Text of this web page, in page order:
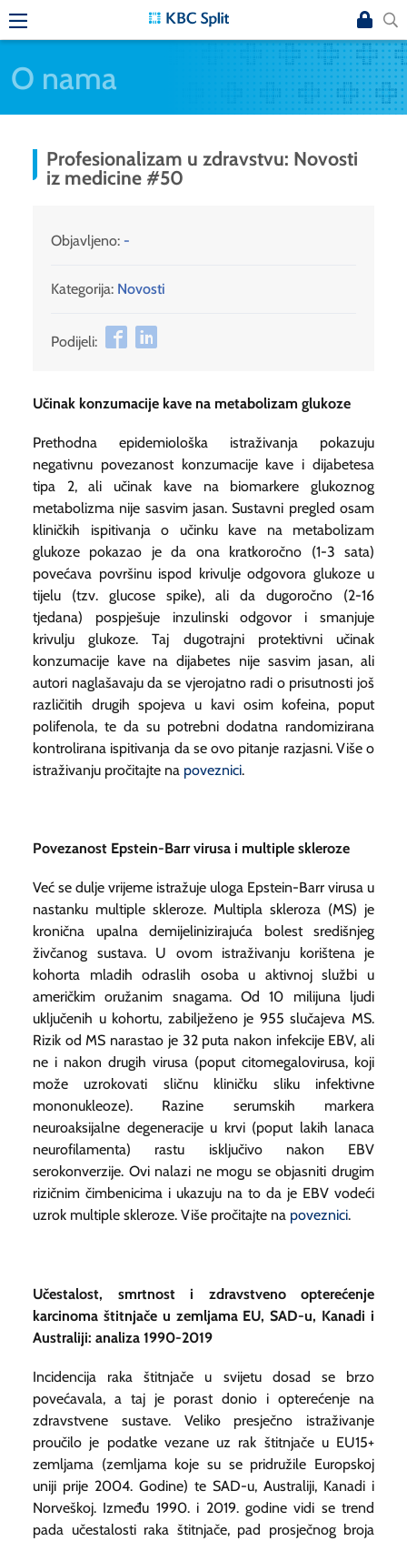
O nama
Profesionalizam u zdravstvu: Novosti
iz medicine #50
Objavljeno: -
Kategorija: Novosti
Podijeli:
Učinak konzumacije kave na metabolizam glukoze
Prethodna epidemiološka istraživanja pokazuju
negativnu povezanost konzumacije kave i dijabetesa
tipa 2, ali učinak kave na biomarkere glukoznog
metabolizma nije sasvim jasan. Sustavni pregled osam
kliničkih ispitivanja o učinku kave na metabolizam
glukoze pokazao je da ona kratkoročno (1-3 sata)
povećava površinu ispod krivulje odgovora glukoze u
tijelu (tzv. glucose spike), ali da dugoročno (2-16
tjedana) pospješuje inzulinski odgovor i smanjuje
krivulju glukoze. Taj dugotrajni protektivni učinak
konzumacije kave na dijabetes nije sasvim jasan, ali
autori naglašavaju da se vjerojatno radi o prisutnosti još
različitih drugih spojeva u kavi osim kofeina, poput
polifenola, te da su potrebni dodatna randomizirana
kontrolirana ispitivanja da se ovo pitanje razjasni. Više o
istraživanju pročitajte na poveznici.
Povezanost Epstein-Barr virusa i multiple skleroze
Već se dulje vrijeme istražuje uloga Epstein-Barr virusa u
nastanku multiple skleroze. Multipla skleroza (MS) je
kronična upalna demijelinizirajuća bolest središnjeg
živčanog sustava. U ovom istraživanju korištena je
kohorta mladih odraslih osoba u aktivnoj službi u
američkim oružanim snagama. Od 10 milijuna ljudi
uključenih u kohortu, zabilježeno je 955 slučajeva MS.
Rizik od MS narastao je 32 puta nakon infekcije EBV, ali
ne i nakon drugih virusa (poput citomegalovirusa, koji
može uzrokovati sličnu kliničku sliku infektivne
mononukleoze). Razine serumskih markera
neuroaksijalne degeneracije u krvi (poput lakih lanaca
neurofilamenta) rastu isključivo nakon EBV
serokonverzije. Ovi nalazi ne mogu se objasniti drugim
rizičnim čimbenicima i ukazuju na to da je EBV vodeći
uzrok multiple skleroze. Više pročitajte na poveznici.
Učestalost, smrtnost i zdravstveno opterećenje
karcinoma štitnjače u zemljama EU, SAD-u, Kanadi i
Australiji: analiza 1990-2019
Incidencija raka štitnjače u svijetu dosad se brzo
povećavala, a taj je porast donio i opterećenje na
zdravstvene sustave. Veliko presječno istraživanje
proučilo je podatke vezane uz rak štitnjače u EU15+
zemljama (zemljama koje su se pridružile Europskoj
uniji prije 2004. Godine) te SAD-u, Australiji, Kanadi i
Norveškoj. Između 1990. i 2019. godine vidi se trend
pada učestalosti raka štitnjače, pad prosječnog broja